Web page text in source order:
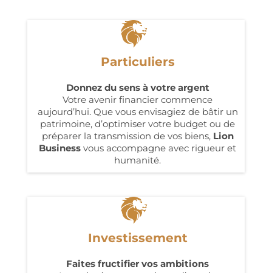
Particuliers
Donnez du sens à votre argent
Votre avenir financier commence
aujourd’hui. Que vous envisagiez de bâtir un
patrimoine, d’optimiser votre budget ou de
préparer la transmission de vos biens, Lion
Business vous accompagne avec rigueur et
humanité.
Investissement
Faites fructifier vos ambitions